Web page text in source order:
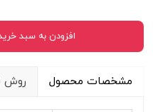
افزودن به سبد
مشخصات محصول روش